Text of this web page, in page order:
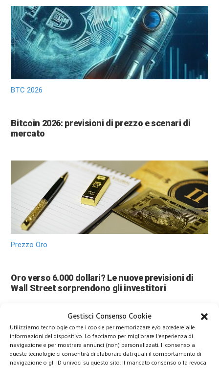
Gestisci Consenso Cookie
Utilizziamo tecnologie come i cookie per memorizzare e/o accedere alle
informazioni del dispositivo. Lo facciamo per migliorare l'esperienza di
navigazione e per mostrare annunci (non) personalizzati. Il consenso a
queste tecnologie ci consentirà di elaborare dati quali il comportamento di
navigazione o gli ID univoci su questo sito. Il mancato consenso o la revoca
BTC 2026
Bitcoin 2026: previsioni di prezzo e scenari di
mercato
Prezzo Oro
Oro verso 6.000 dollari? Le nuove previsioni di
Wall Street sorprendono gli investitori